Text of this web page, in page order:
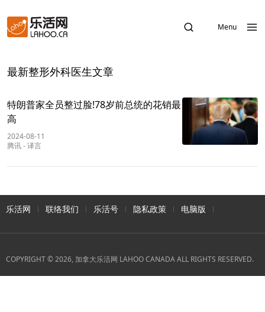
Menu
最新整形外科医生文章
特朗普家全员整过脸!78岁前总统的花销最
高
2024-08-11
腾讯-译言
乐活网 联络我们 乐活号 隐私政策 电脑版
COPYRIGHT © 2026, 加拿大乐活网 LAHOO CANADA ALL RIGHTS RESERVED.